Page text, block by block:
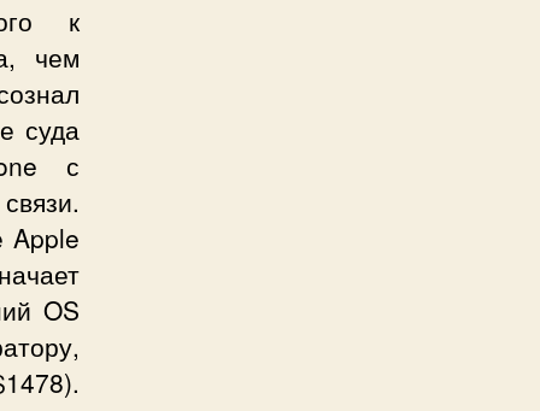
к
чем
суда
с
Apple
OS